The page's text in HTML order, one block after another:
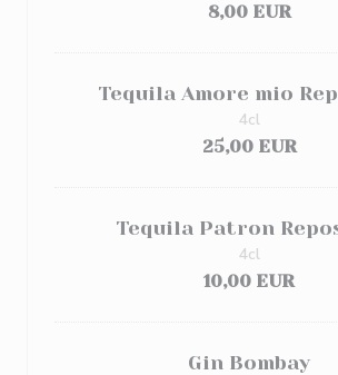
8,00 EUR
Tequila Amore mio
25,00 EUR
4cl
Tequila Patron
10,00 EUR
4cl
Gin Bombay